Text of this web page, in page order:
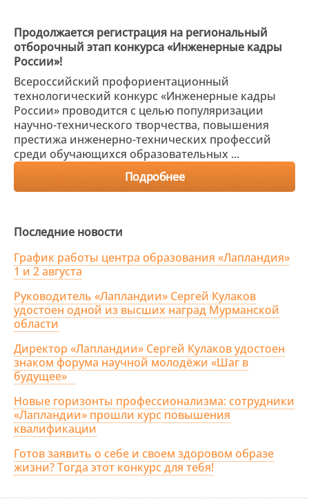
Продолжается регистрация на региональный
отборочный этап конкурса «Инженерные кадры
России»!
Всероссийский профориентационный
технологический конкурс «Инженерные кадры
России» проводится с целью популяризации
научно-технического творчества, повышения
престижа инженерно-технических профессий
среди обучающихся образовательных ...
Подробнее
Последние новости
График работы центра образования «Лапландия»
1 и 2 августа
Руководитель «Лапландии» Сергей Кулаков
удостоен одной из высших наград Мурманской
области
Директор «Лапландии» Сергей Кулаков удостоен
знаком форума научной молодёжи «Шаг в
будущее»
Новые горизонты профессионализма: сотрудники
«Лапландии» прошли курс повышения
квалификации
Готов заявить о себе и своем здоровом образе
жизни? Тогда этот конкурс для тебя!